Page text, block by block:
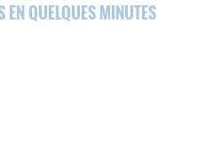
EN QUELQUES MINUTES